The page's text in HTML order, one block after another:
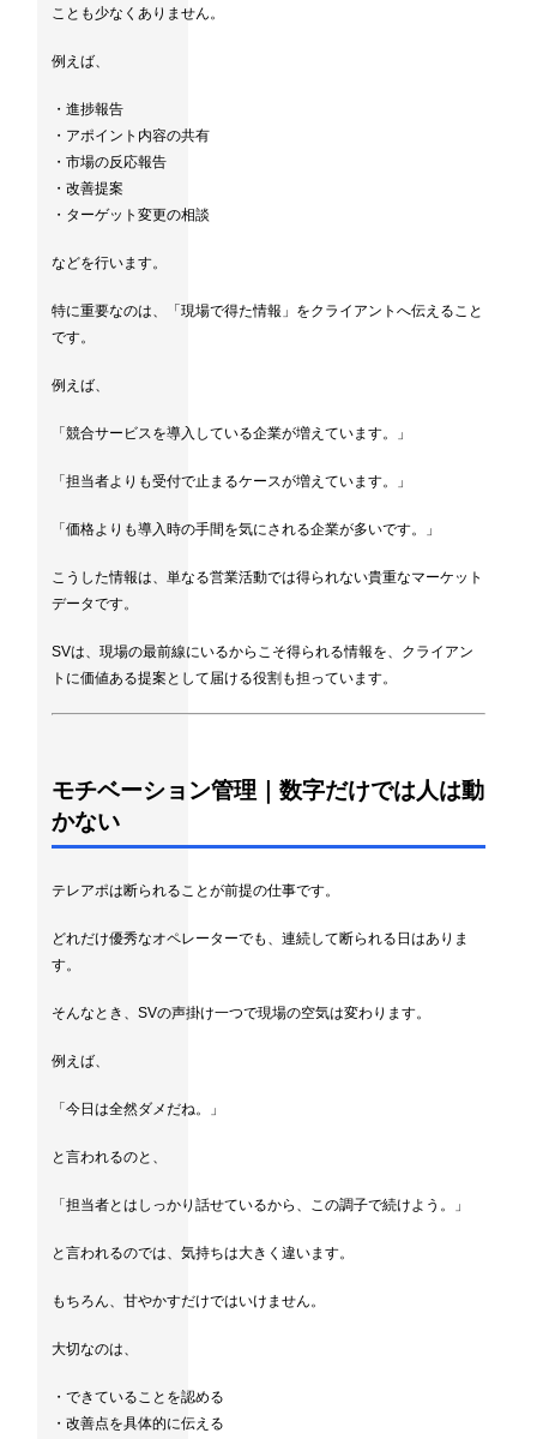
ことも少なくありません。
例えば、
・進捗報告
・アポイント内容の共有
・市場の反応報告
・改善提案
・ターゲット変更の相談
などを行います。
特に重要なのは、「現場で得た情報」をクライアントへ伝えること
です。
例えば、
「競合サービスを導入している企業が増えています。」
「担当者よりも受付で止まるケースが増えています。」
「価格よりも導入時の手間を気にされる企業が多いです。」
こうした情報は、単なる営業活動では得られない貴重なマーケット
データです。
SVは、現場の最前線にいるからこそ得られる情報を、クライアン
トに価値ある提案として届ける役割も担っています。
モチベーション管理｜数字だけでは人は動
かない
テレアポは断られることが前提の仕事です。
どれだけ優秀なオペレーターでも、連続して断られる日はありま
す。
そんなとき、SVの声掛け一つで現場の空気は変わります。
例えば、
「今日は全然ダメだね。」
と言われるのと、
「担当者とはしっかり話せているから、この調子で続けよう。」
と言われるのでは、気持ちは大きく違います。
もちろん、甘やかすだけではいけません。
大切なのは、
・できていることを認める
・改善点を具体的に伝える